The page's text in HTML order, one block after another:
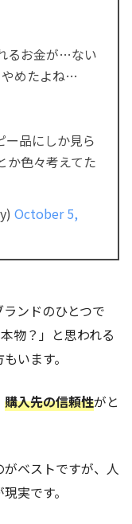
るお金が…ない
めたよね…
ー品にしか見ら
色々考えてた
October 5,
ンドのひとつで
物？」と思われる
います。
購入先の信頼性がと
ベストですが、人
実です。